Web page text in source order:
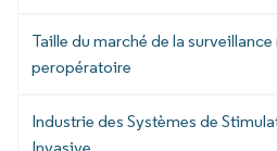
Taille du marché de la
peropératoire
Industrie des Systèmes de